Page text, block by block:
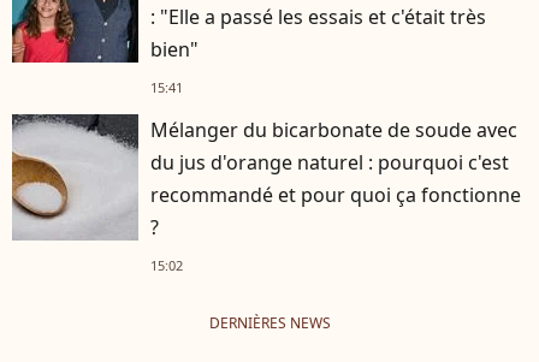
: "Elle a passé les essais et c'était très
bien"
15:41
Mélanger du bicarbonate de soude avec
du jus d'orange naturel : pourquoi c'est
recommandé et pour quoi ça fonctionne
?
15:02
DERNIÈRES NEWS